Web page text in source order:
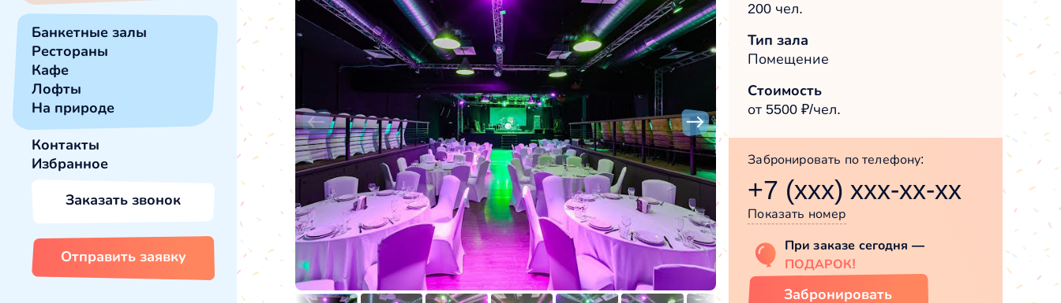
Банкетные залы
Рестораны
Кафе
Лофты
На природе
Контакты
Избранное
Заказать звонок
Отправить заявку
200 чел.
Тип зала
Помещение
Стоимость
от 5500 ₽/чел.
Забронировать по телефону:
+7 (xxx) xxx-xx-xx
Показать номер
При заказе сегодня —
ПОДАРОК!
Забронировать